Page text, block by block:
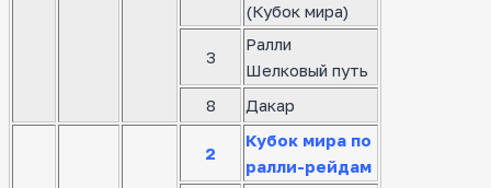
(Кубок мира)
3
Ралли
Шелковый путь
8
Дакар
2
Кубок мира по
ралли-рейдам